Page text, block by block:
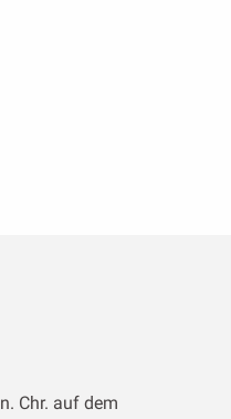
Chr. auf dem